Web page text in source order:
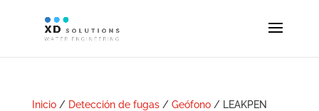
Inicio/ Detección de fugas/ Geófono/ LEAKPEN